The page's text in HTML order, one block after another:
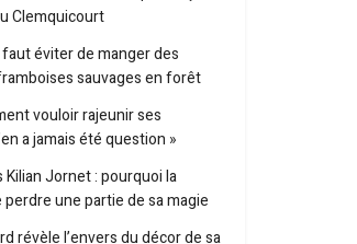
Clemquicourt
éviter de manger des
sauvages en forêt
vouloir rajeunir ses
a jamais été question »
Jornet : pourquoi la
une partie de sa magie
révèle l’envers du décor de sa